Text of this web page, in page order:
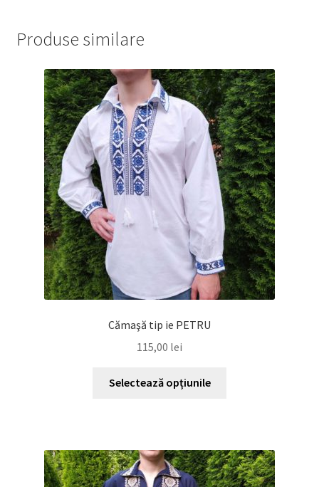
Produse similare
Cămaşă tip ie PETRU
115,00 lei
Selectează opțiunile
variații.
Opțiunile